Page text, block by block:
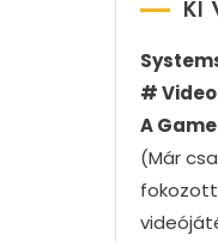
KI
#
A
(Már